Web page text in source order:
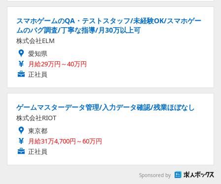
スマホゲームのQA・テストスタッフ/未経験OK/スマホゲー
ムのバグ調査/丁寧な指導/月30万以上可
株式会社ELM
愛知県
月給29万円～40万円
正社員
ゲームマスターデータ管理/入力データ確認/残業ほぼなし
株式会社RIOT
東京都
月給31万4,700円～60万円
正社員
Sponsored by